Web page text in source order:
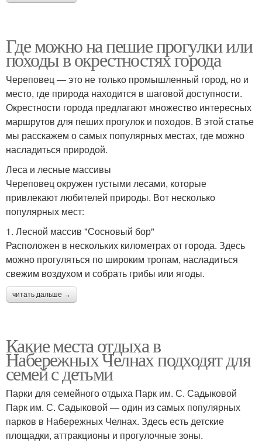
Где можно на пешие прогулки или
походы в окрестностях города
Череповец — это не только промышленный город, но и
место, где природа находится в шаговой доступности.
Окрестности города предлагают множество интересных
маршрутов для пеших прогулок и походов. В этой статье
мы расскажем о самых популярных местах, где можно
насладиться природой.
Леса и лесные массивы
Череповец окружен густыми лесами, которые
привлекают любителей природы. Вот несколько
популярных мест:
1. Лесной массив "Сосновый бор"
Расположен в нескольких километрах от города. Здесь
можно прогуляться по широким тропам, насладиться
свежим воздухом и собрать грибы или ягоды.
читать дальше →
Какие места отдыха в
Набережных Челнах подходят для
семей с детьми
Парки для семейного отдыха Парк им. С. Садыковой
Парк им. С. Садыковой — один из самых популярных
парков в Набережных Челнах. Здесь есть детские
площадки, аттракционы и прогулочные зоны.